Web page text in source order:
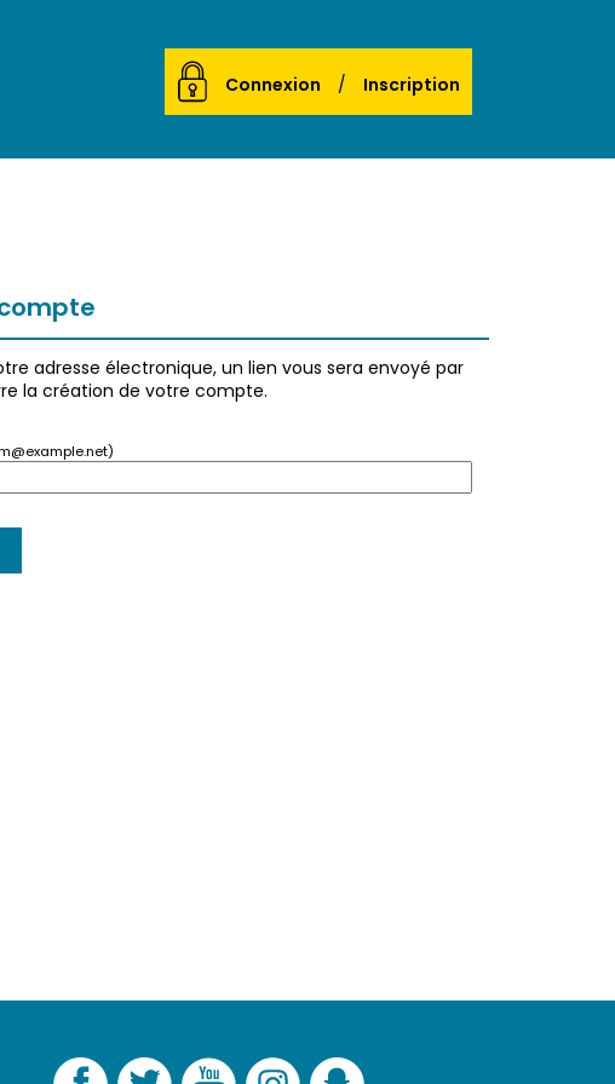
Connexion Inscription
adresse électronique, un lien vous sera envoyé par
la création de votre compte.